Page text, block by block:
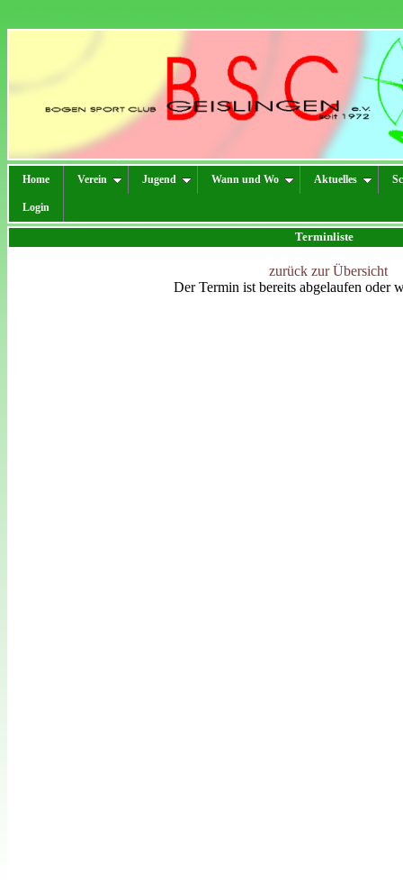
Home Verein Jugend Wann und Wo Aktuelles
Login
Terminliste
zurück zur Übersicht
Der Termin ist bereits abgelaufen oder